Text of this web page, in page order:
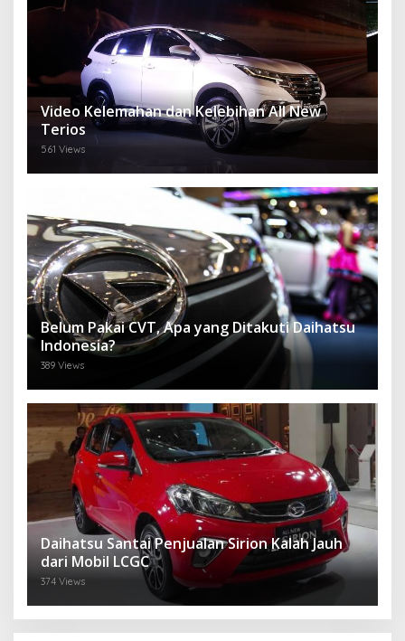
Video Kelemahan dan Kelebihan All New
Terios
561 Views
Belum Pakai CVT, Apa yang Ditakuti Daihatsu
Indonesia?
389 Views
Daihatsu Santai Penjualan Sirion Kalah Jauh
dari Mobil LCGC
374 Views